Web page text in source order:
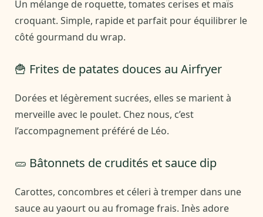
Un mélange de roquette, tomates cerises et maïs
croquant. Simple, rapide et parfait pour équilibrer le
côté gourmand du wrap.
🍟 Frites de patates douces au Airfryer
Dorées et légèrement sucrées, elles se marient à
merveille avec le poulet. Chez nous, c’est
l’accompagnement préféré de Léo.
🥒 Bâtonnets de crudités et sauce dip
Carottes, concombres et céleri à tremper dans une
sauce au yaourt ou au fromage frais. Inès adore